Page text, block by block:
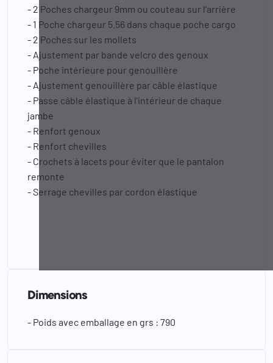
- 2 Poches chargeur 9mm ou couteau sur l'arrière
- 1 Poche chargeur 5.56 dans chaque poche cargo
- 2 Poches sur les mollets
- Ajustement par bande velcro des genoux
- Poche intérieure pour genouillère
- Ajustement genouillère par câble élastique
- Passe câble élastique à l'intérieur de chaque
jambe
- Renfort genoux
- Renfort chevilles
- Crochets à lacets pour éviter que le pantalon
remonte
- Serrage chevilles par cordon élastique
Dimensions
- Poids avec emballage en grs : 790